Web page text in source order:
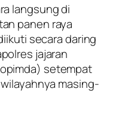
langsung di
panen raya
secara daring
jajaran
setempat
masing-